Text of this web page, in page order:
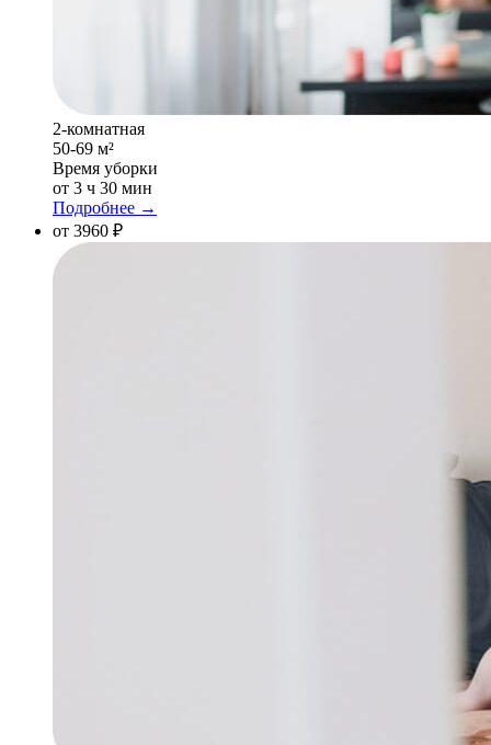
2-комнатная
50-69 м²
Время уборки
от 3 ч 30 мин
Подробнее →
от 3960 ₽